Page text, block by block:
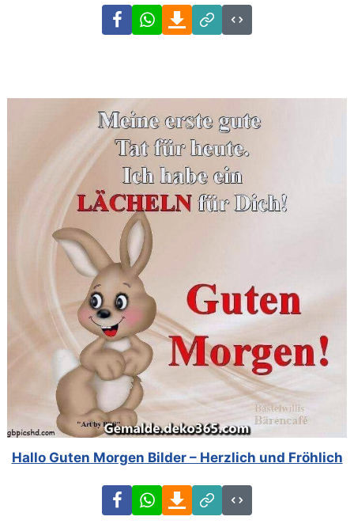
FacebookWhatsAppDownload
Link
Code
Hallo Guten Morgen Bilder – Herzlich und Fröhlich
FacebookWhatsAppDownload
Link
Code